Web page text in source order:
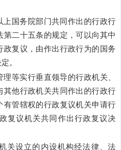
国务院部门共同作出的行政行
二十五条的规定，可以向其中
复议，由作出行政行为的国务
。
等实行垂直领导的行政机关、
其他行政机关共同作出的行政行
有管辖权的行政复议机关申请行
复议机关共同作出行政复议决
关设立的内设机构经法律、法